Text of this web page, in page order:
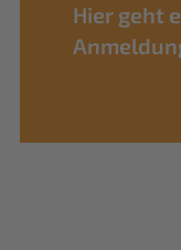
Hier geht